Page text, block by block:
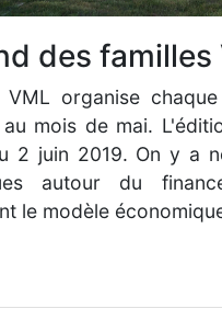
des familles
VML organise
mois de mai.
2 juin 2019. On y a
autour du
le modèle